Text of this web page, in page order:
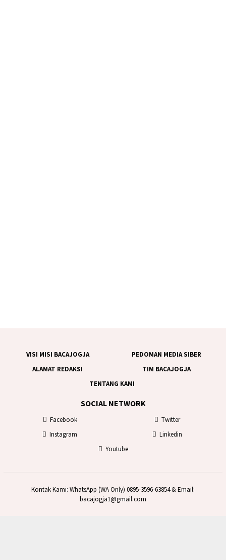
VISI MISI BACAJOGJA
PEDOMAN MEDIA SIBER
ALAMAT REDAKSI
TIM BACAJOGJA
TENTANG KAMI
SOCIAL NETWORK
Facebook
Twitter
Instagram
Linkedin
Youtube
Kontak Kami: WhatsApp (WA Only) 0895-3596-63854 & Email:
bacajogja1@gmail.com